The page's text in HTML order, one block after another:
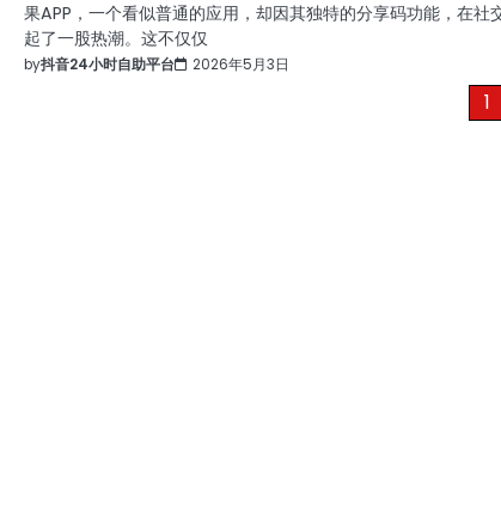
果APP，一个看似普通的应用，却因其独特的分享码功能，在社
起了一股热潮。这不仅仅
by抖音24小时自助平台 2026年5月3日
1